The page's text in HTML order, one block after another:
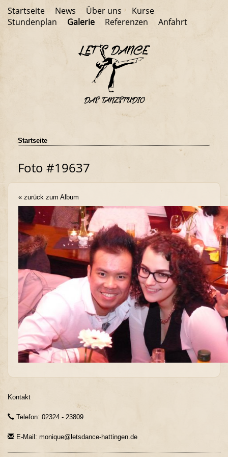
Startseite News Über uns
Kurse
Stundenplan
Galerie Referenzen Anfahrt
Startseite
Foto #19637
« zurück zum Album
Kontakt
Telefon: 02324 - 23809
E-Mail: monique@letsdance-hattingen.de